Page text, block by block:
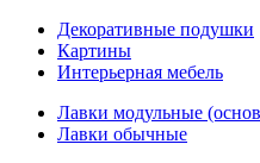
Декоративные подушки
Картины
Интерьерная мебель
Лавки модульные
Лавки обычные